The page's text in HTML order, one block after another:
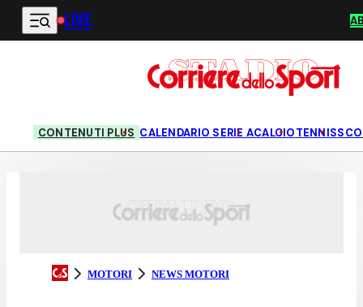
Vai al contenuto principale
LIVE
CONTENUTI PLUS CALENDARIO SERIE ACALCIOTENNIS
MOTORI NEWS MOTORI